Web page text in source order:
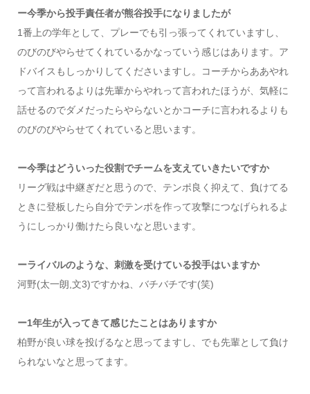
ー今季から投手責任者が熊谷投手になりましたが
1番上の学年として、プレーでも引っ張ってくれていますし、
のびのびやらせてくれているかなっていう感じはあります。ア
ドバイスもしっかりしてくださいますし。コーチからああやれ
って言われるよりは先輩からやれって言われたほうが、気軽に
話せるのでダメだったらやらないとかコーチに言われるよりも
のびのびやらせてくれていると思います。
ー今季はどういった役割でチームを支えていきたいですか
リーグ戦は中継ぎだと思うので、テンポ良く抑えて、負けてる
ときに登板したら自分でテンポを作って攻撃につなげられるよ
うにしっかり働けたら良いなと思います。
ーライバルのような、刺激を受けている投手はいますか
河野(太一朗,文3)ですかね、バチバチです(笑)
ー1年生が入ってきて感じたことはありますか
柏野が良い球を投げるなと思ってますし、でも先輩として負け
られないなと思ってます。